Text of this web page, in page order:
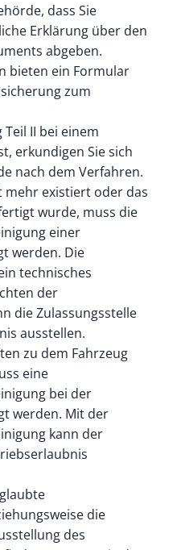
dass Sie
Erklärung über den
abgeben.
bieten ein Formular
zum
II bei einem
erkundigen Sie sich
nach dem Verfahren.
existiert oder das
wurde, muss die
einer
werden. Die
technisches
der
die Zulassungsstelle
ausstellen.
zu dem Fahrzeug
eine
bei der
werden. Mit der
kann der
die
des